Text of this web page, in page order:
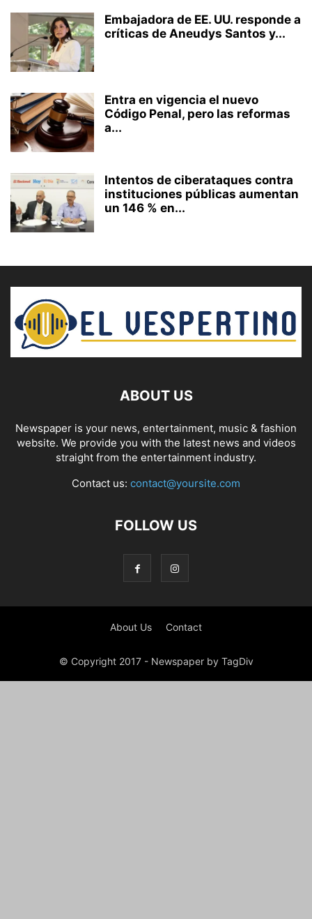
Embajadora de EE. UU. responde a
críticas de Aneudys Santos y...
Entra en vigencia el nuevo
Código Penal, pero las reformas
a...
Intentos de ciberataques contra
instituciones públicas aumentan
un 146 % en...
ABOUT US
Newspaper is your news, entertainment, music & fashion
website. We provide you with the latest news and videos
straight from the entertainment industry.
Contact us: contact@yoursite.com
FOLLOW US
About Us Contact
© Copyright 2017 - Newspaper by TagDiv